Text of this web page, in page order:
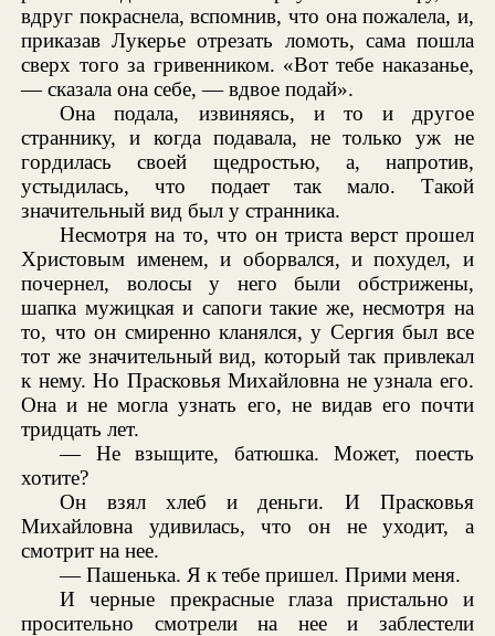
вдруг покраснела, вспомнив, что она пожалела, и,
приказав Лукерье отрезать ломоть, сама пошла
сверх того за гривенником. «Вот тебе наказанье,
— сказала она себе, — вдвое подай».
Она подала, извиняясь, и то и другое
страннику, и когда подавала, не только уж не
гордилась своей щедростью, а, напротив,
устыдилась, что подает так мало. Такой
значительный вид был у странника.
Несмотря на то, что он триста верст прошел
Христовым именем, и оборвался, и похудел, и
почернел, волосы у него были обстрижены,
шапка мужицкая и сапоги такие же, несмотря на
то, что он смиренно кланялся, у Сергия был все
тот же значительный вид, который так привлекал
к нему. Но Прасковья Михайловна не узнала его.
Она и не могла узнать его, не видав его почти
тридцать лет.
— Не взыщите, батюшка. Может, поесть
хотите?
Он взял хлеб и деньги. И Прасковья
Михайловна удивилась, что он не уходит, а
смотрит на нее.
— Пашенька. Я к тебе пришел. Прими меня.
И черные прекрасные глаза пристально и
просительно смотрели на нее и заблестели